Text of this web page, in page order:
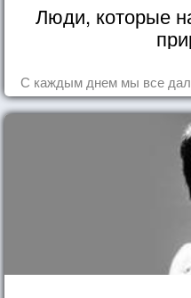
Люди, которые
С каждым днем мы все